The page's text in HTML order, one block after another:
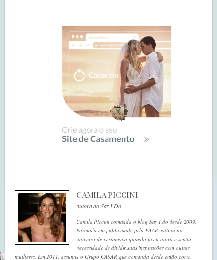
CAMILA PICCINI
autora do Say I Do
Camila Piccini comanda o blog Say I do desde 2009.
Formada em publicidade pela FAAP, entrou no
universo de casamento quando ficou noiva e sentiu
necessidade de dividir suas inspirações com outras
mulheres. Em 2011, assumiu o Grupo CASAR que comanda desde então como